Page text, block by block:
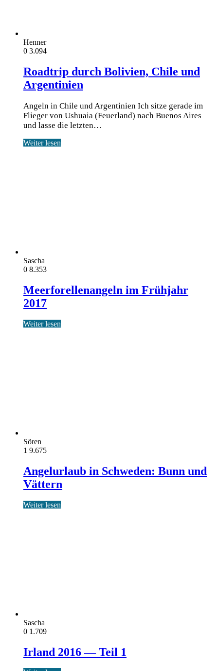
Henner
0 3.094
Roadtrip durch Bolivien, Chile und
Argentinien
Angeln in Chile und Argentinien Ich sit­ze gera­de im
Flie­ger von Ushua­ia (Feu­er­land) nach Bue­nos Aires
und las­se die letz­ten…
Weiter lesen
Sascha
0 8.353
Meerforellenangeln im Frühjahr
2017
Weiter lesen
Sören
1 9.675
Angelurlaub in Schweden: Bunn und
Vättern
Weiter lesen
Sascha
0 1.709
Irland 2016 — Teil 1